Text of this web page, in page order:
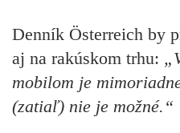
Denník Österreich by
aj na rakúskom trhu: „
mobilom je
(zatiaľ) nie je možné.“